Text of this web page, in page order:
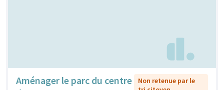
Aménager le parc du centre
Non retenue par le